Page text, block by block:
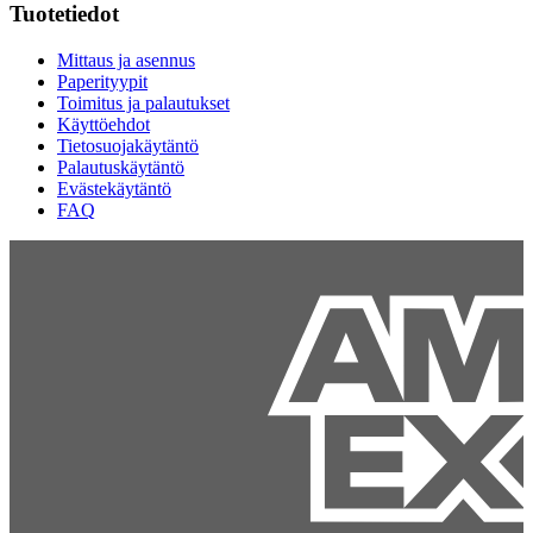
Tuotetiedot
Mittaus ja asennus
Paperityypit
Toimitus ja palautukset
Käyttöehdot
Tietosuojakäytäntö
Palautuskäytäntö
Evästekäytäntö
FAQ